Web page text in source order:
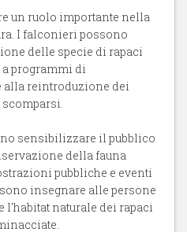
un ruolo importante nella
I falconieri possono
delle specie di rapaci
programmi di
reintroduzione dei
sensibilizzare il pubblico
della fauna
pubbliche e eventi
insegnare alle persone
l'habitat naturale dei rapaci